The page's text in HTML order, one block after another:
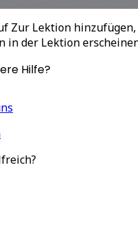
Zur Lektion hinzufügen
in der Lektion
Hilfe?